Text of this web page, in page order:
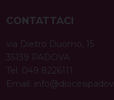
CONTATTACI
via Dietro Duomo, 15
35139 PADOVA
Tel. 049 8226111
Email: